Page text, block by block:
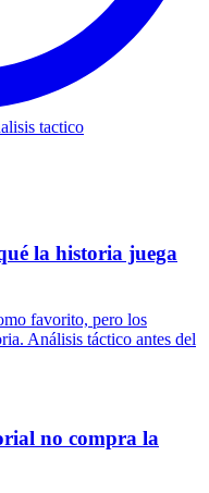
tactico
la historia juega
favorito, pero los
Análisis táctico antes del
no compra la